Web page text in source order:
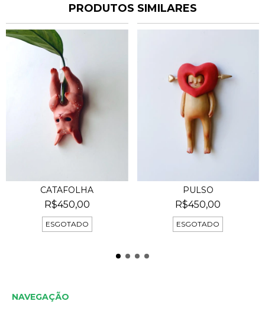
PRODUTOS SIMILARES
CATAFOLHA
R$450,00
ESGOTADO
PULSO
R$450,00
ESGOTADO
NAVEGAÇÃO